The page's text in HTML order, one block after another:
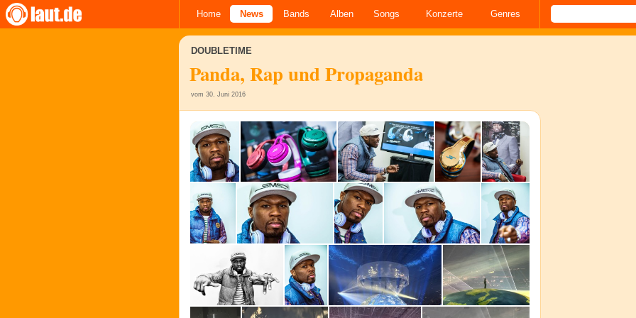
Home News Bands Alben Songs Konzerte Genres
DOUBLETIME
Panda, Rap und Propaganda
vom 30. Juni 2016